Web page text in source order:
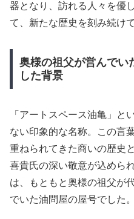
器となり、訪れる人々を優
て、新たな歴史を刻み続け
奥様の祖父が営んでい
した背景
「アートスペース油亀」と
ない印象的な名称。この言
重ねられてきた商いの歴史
喜貴氏の深い敬意が込めら
は、もともと奥様の祖父が
でいた油問屋の屋号でした。